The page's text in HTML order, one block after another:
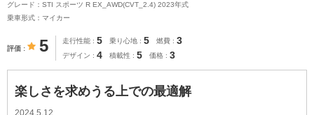
グレード：STI スポーツ R EX_AWD(CVT_2.4) 2023年式
乗車形式：マイカー
評価 5 走行性能 5 乗り心地 5 燃費 3
デザイン 4 積載性 5 価格 3
楽しさを求めうる上での最適解
2024.5.12